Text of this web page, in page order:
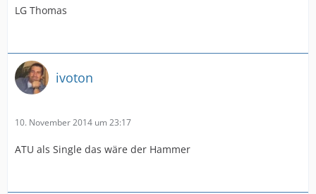
LG Thomas
ivoton
10. November 2014 um 23:17
ATU als Single das wäre der Hammer